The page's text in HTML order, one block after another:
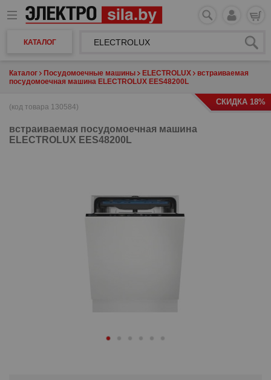
КАТАЛОГ
Каталог Посудомоечные машины ELECTROLUX
встраиваемая
посудомоечная машина ELECTROLUX EES48200L
(код товара 130584)
СКИДКА 18%
встраиваемая посудомоечная машина
ELECTROLUX EES48200L